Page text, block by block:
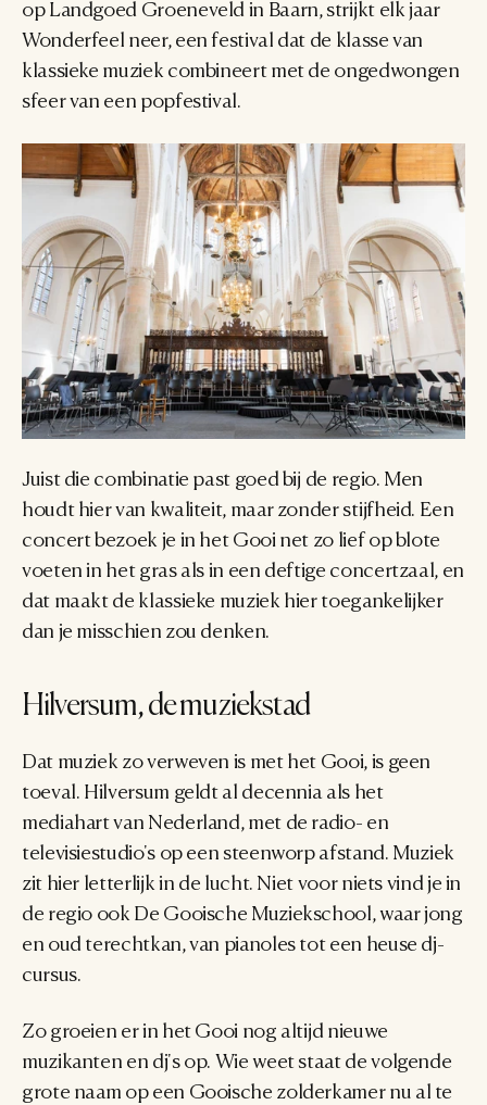
op Landgoed Groeneveld in Baarn, strijkt elk jaar
Wonderfeel neer, een festival dat de klasse van
klassieke muziek combineert met de ongedwongen
sfeer van een popfestival.
Juist die combinatie past goed bij de regio. Men
houdt hier van kwaliteit, maar zonder stijfheid. Een
concert bezoek je in het Gooi net zo lief op blote
voeten in het gras als in een deftige concertzaal, en
dat maakt de klassieke muziek hier toegankelijker
dan je misschien zou denken.
Hilversum, de muziekstad
Dat muziek zo verweven is met het Gooi, is geen
toeval. Hilversum geldt al decennia als het
mediahart van Nederland, met de radio- en
televisiestudio's op een steenworp afstand. Muziek
zit hier letterlijk in de lucht. Niet voor niets vind je in
de regio ook De Gooische Muziekschool, waar jong
en oud terechtkan, van pianoles tot een heuse dj-
cursus.
Zo groeien er in het Gooi nog altijd nieuwe
muzikanten en dj's op. Wie weet staat de volgende
grote naam op een Gooische zolderkamer nu al te